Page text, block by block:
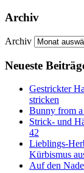
Archiv
Archiv
Neueste
Gestrickter
stricken
Bunny from a
Strick- und
42
Lieblings-
Kürbismus
Auf den